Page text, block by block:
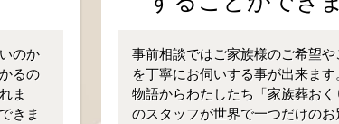
のか
るの
ま
きま
事前相談ではご家族様のご希望や
を丁寧にお伺いする事が出来ます
物語からわたしたち「家族葬おく
のスタッフが世界で一つだけのお